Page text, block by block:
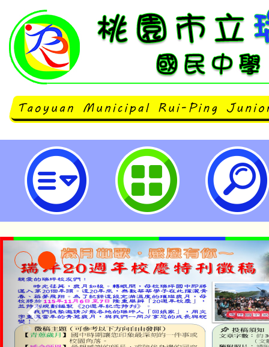
AlBoneage 骨齡檢測公益衛教計
青少年健康成長講座-桃園市立瑞